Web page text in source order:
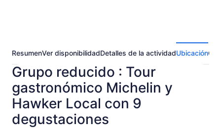
ResumenVer disponibilidadDetalles de la actividadUbicación
Grupo reducido : Tour
gastronómico Michelin y
Hawker Local con 9
degustaciones